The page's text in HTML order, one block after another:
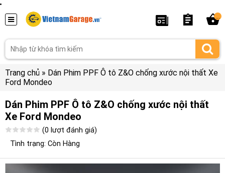
Trang chủ » Dán Phim PPF Ô tô Z&O chống xước nội thất Xe
Ford Mondeo
Dán Phim PPF Ô tô Z&O chống xước nội thất
Xe Ford Mondeo
(0 lượt đánh giá)
Tình trạng: Còn Hàng